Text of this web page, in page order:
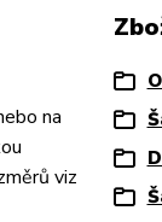
na
viz